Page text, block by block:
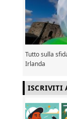
Tutto sulla
Irlanda
ISCRIVITI